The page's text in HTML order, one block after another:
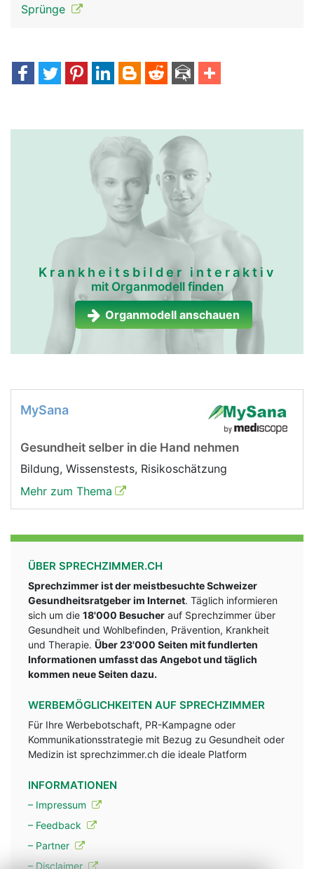
Sprünge
Krankheitsbilder interaktiv
mit Organmodell finden
Organmodell anschauen
MySana
Gesundheit selber in die Hand nehmen
Bildung, Wissenstests, Risikoschätzung
Mehr zum Thema
ÜBER SPRECHZIMMER.CH
Sprechzimmer ist der meistbesuchte Schweizer
Gesundheitsratgeber im Internet. Täglich informieren
sich um die 18'000 Besucher auf Sprechzimmer über
Gesundheit und Wohlbefinden, Prävention, Krankheit
und Therapie. Über 23'000 Seiten mit fundlerten
Informationen umfasst das Angebot und täglich
kommen neue Seiten dazu.
WERBEMÖGLICHKEITEN AUF SPRECHZIMMER
Für Ihre Werbebotschaft, PR-Kampagne oder
Kommunikationsstrategie mit Bezug zu Gesundheit oder
Medizin ist sprechzimmer.ch die ideale Platform
INFORMATIONEN
– Impressum
– Feedback
– Partner
– Disclaimer